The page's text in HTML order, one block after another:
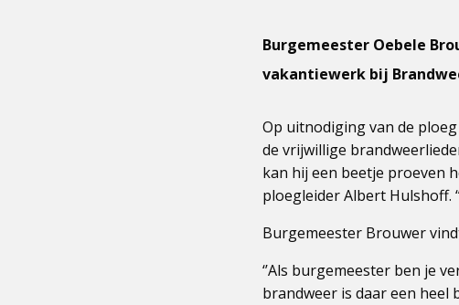
Burgemeester Oebele
vakantiewerk bij
Op uitnodiging van de
de vrijwillige
kan hij een beetje proeven
ploegleider Albert Hulshoff.
Burgemeester Brouwer
‘’Als burgemeester ben je
brandweer is daar een heel